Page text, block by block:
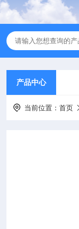
产品中心
当前位置：首页